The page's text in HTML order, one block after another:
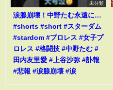
未分類
涙腺崩壊！中野たむ永遠に…
#shorts #short #スターダム
#stardom #プロレス #女子プ
ロレス #格闘技 #中野たむ #
田内友里愛 #上谷沙弥 #訃報
#悲報 #涙腺崩壊 #涙